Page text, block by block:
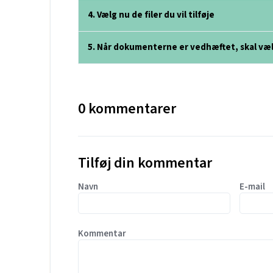
4. Vælg nu de filer du vil tilføje
5. Når dokumenterne er vedhæftet, skal
0 kommentarer
Tilføj din kommentar
Navn E-mail
Kommentar